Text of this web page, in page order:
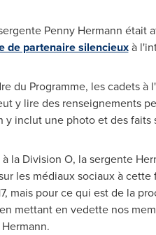
Penny Hermann était
de partenaire silencieuxà
du Programme, les cadets
y lire des renseignements
y inclut une photo et des
la Division O, la sergente
les médiaux sociaux à
mais pour ce qui est de la
mettant en vedette nos